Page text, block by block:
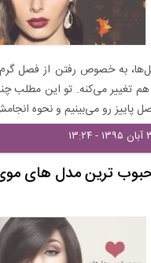
به خصوص رفتن از فصل گرم
تغییر می‌کنه. تو این مطلب
پاییز رو می‌بینیم و نحوه
- ۱۳:۲۴
ترین مدل های